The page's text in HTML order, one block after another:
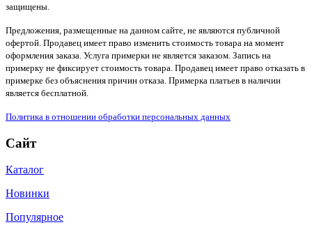
защищены.
Предложения, размещенные на данном сайте, не являются публичной
офертой. Продавец имеет право изменить стоимость товара на момент
оформления заказа. Услуга примерки не является заказом. Запись на
примерку не фиксирует стоимость товара. Продавец имеет право отказать в
примерке без объяснения причин отказа. Примерка платьев в наличии
является бесплатной.
Политика в отношении обработки персональных данных
Сайт
Каталог
Новинки
Популярное